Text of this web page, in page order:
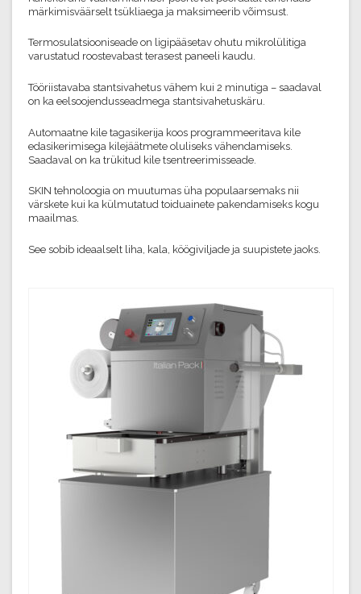
märkimisväärselt tsükliaega ja maksimeerib võimsust.
Termosulatsiooniseade on ligipääsetav ohutu mikrolülitiga
varustatud roostevabast terasest paneeli kaudu.
Tööriistavaba stantsivahetus vähem kui 2 minutiga – saadaval
on ka eelsoojendusseadmega stantsivahetuskäru.
Automaatne kile tagasikerija koos programmeeritava kile
edasikerimisega kilejäätmete oluliseks vähendamiseks.
Saadaval on ka trükitud kile tsentreerimisseade.
SKIN tehnoloogia on muutumas üha populaarsemaks nii
värskete kui ka külmutatud toiduainete pakendamiseks kogu
maailmas.
See sobib ideaalselt liha, kala, köögiviljade ja suupistete jaoks.